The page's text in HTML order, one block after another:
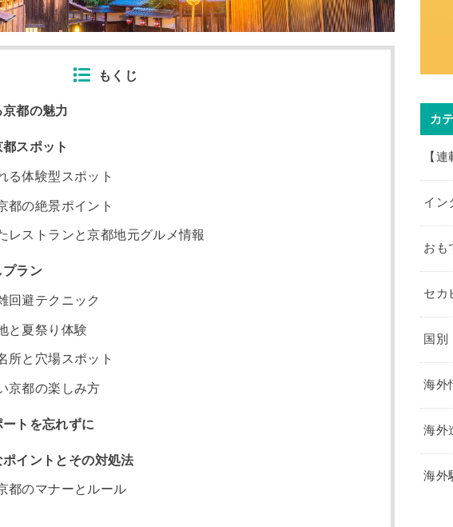
もくじ
都の魅力
スポット
る体験型スポット
都の絶景ポイント
レストランと京都地元グルメ情報
プラン
回避テクニック
と夏祭り体験
所と穴場スポット
京都の楽しみ方
トを忘れずに
イントとその対処法
都のマナーとルール
カ
【
イン
おも
セカ
国別
海外
海外
海外